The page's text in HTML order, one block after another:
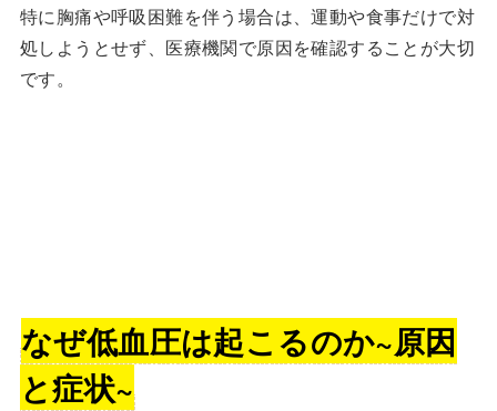
特に胸痛や呼吸困難を伴う場合は、運動や食事だけで対
処しようとせず、医療機関で原因を確認することが大切
です。
なぜ低血圧は起こるのか~原因
と症状~